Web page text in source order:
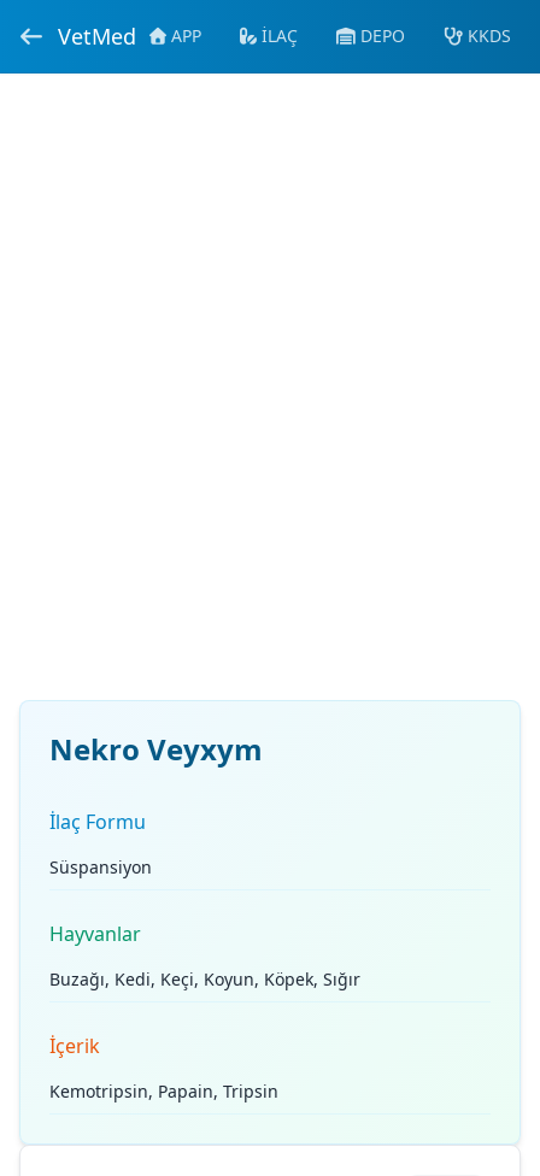
VetMed APP İLAÇ DEPO KKDS
Nekro Veyxym
İlaç Formu
Süspansiyon
Hayvanlar
Buzağı, Kedi, Keçi, Koyun, Köpek, Sığır
İçerik
Kemotripsin, Papain, Tripsin